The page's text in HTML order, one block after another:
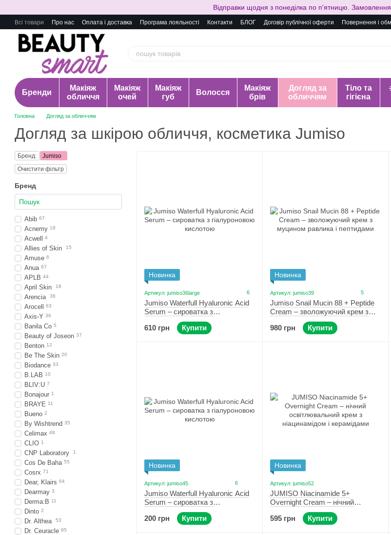
Відправки щодня з понеділка по п'ятницю.
Всі товари Про нас Оплата і доставка Програма лояльності Контакти БЛОГ Договір публічної оферти Повернення і
Бренди
Макіяж
обличчя
Макіяж
очей
Макіяж
губ
Волосся
Макіяж
брів
Догляд за
обличчям
Тіло та
гігієна
Головна Догляд за обличчям
Догляд за шкірою обличчя, косметика Jumiso
Новинка
Артикул: jumiso36large 6
Jumiso Waterfull Hyaluronic Acid
Serum – сироватка з
гіалуроновою кислотою 50 мл
610 грн
Купити
Новинка
Артикул: jumiso39 5
Jumiso Snail Mucin 88 + Peptide
Cream – зволожуючий крем з
муцином равлика і пептидами
100 мл
980 грн Купити
Новинка
Артикул: jumiso45 6
Jumiso Waterfull Hyaluronic Acid
Serum – сироватка з
гіалуроновою кислотою 20 мл
200 грн
Купити
Новинка
Артикул: jumiso52
JUMISO Niacinamide 5+
Overnight Cream – нічний
освітлювальний крем з
ніацинамідом і керамідами 50 мл
595 грн Купити
Бренд:
Jumiso
Очистити фільтр
Бренд
Abib 67
Acnemy 18
Acwell 4
Allies of Skin 15
Amuse 6
Anua 67
APLB 44
April Skin 18
Arencia 36
Arocell 63
Axis-Y 36
Banila Co 5
Beauty of Joseon 37
Benton 12
Be The Skin 20
Biodance 33
B.LAB 10
BLIV:U 7
Bonajour 1
BRAYE 11
Bueno 2
By Wishtrend 35
Celimax 48
CLIO 1
CNP Laboratory 1
Cos De Baha 55
Cosrx 71
Dear, Klairs 64
Dearmay 3
Derma:B 11
Dinto 2
Dr. Althea 53
Dr. Ceuracle 95